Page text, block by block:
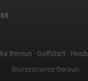
Beroun Golfstart
Biorezonance Beroun